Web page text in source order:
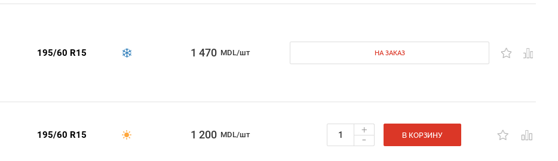
195/60 R15 1 470 MDL/шт НА ЗАКАЗ
195/60 R15 1 200 MDL/шт +
- В КОРЗИНУ